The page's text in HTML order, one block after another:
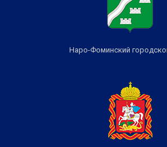
Наро-Фоминский